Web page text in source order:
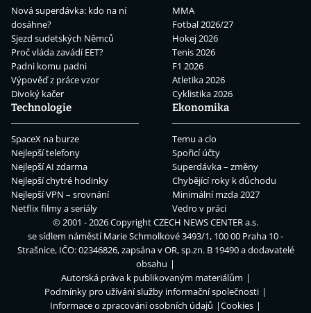
Nová superdávka: kdo na ní
dosáhne?
Sjezd sudetských Němců
Proč vláda zavádí EET?
Padni komu padni
Výpověď z práce vzor
Divoký kačer
MMA
Fotbal 2026/27
Hokej 2026
Tenis 2026
F1 2026
Atletika 2026
Cyklistika 2026
Technologie
SpaceX na burze
Nejlepší telefony
Nejlepší AI zdarma
Nejlepší chytré hodinky
Nejlepší VPN – srovnání
Netflix filmy a seriály
Ekonomika
Temu a clo
Spořicí účty
Superdávka – změny
Chybějící roky k důchodu
Minimální mzda 2027
Vedro v práci
© 2001 - 2026 CopyrightCZECH NEWS CENTER a.s.
se sídlem náměstí Marie Schmolkové 3493/1, 100 00 Praha 10 -
Strašnice, IČO: 02346826, zapsána v OR, sp.zn. B 19490 a dodavatelé
obsahu
Autorská práva k publikovaným materiálům
Podmínky pro užívání služby informační společnosti
Informace o zpracování osobních údajů
Cookies